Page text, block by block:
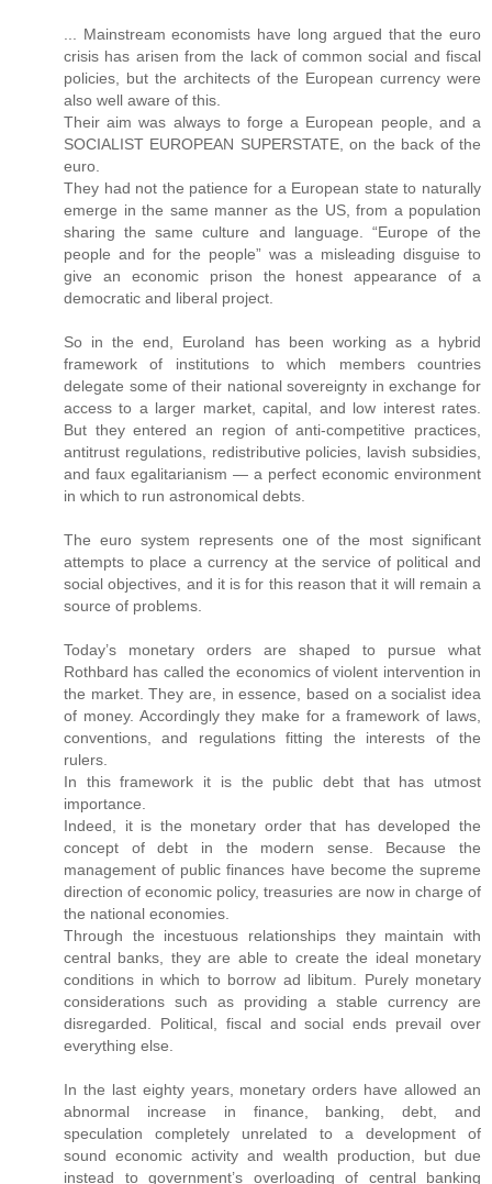
... Mainstream economists have long argued that the euro
crisis has arisen from the lack of common social and fiscal
policies, but the architects of the European currency were
also well aware of this.
Their aim was always to forge a European people, and a
SOCIALIST EUROPEAN SUPERSTATE, on the back of the
euro.
They had not the patience for a European state to naturally
emerge in the same manner as the US, from a population
sharing the same culture and language. “Europe of the
people and for the people” was a misleading disguise to
give an economic prison the honest appearance of a
democratic and liberal project.
So in the end, Euroland has been working as a hybrid
framework of institutions to which members countries
delegate some of their national sovereignty in exchange for
access to a larger market, capital, and low interest rates.
But they entered an region of anti-competitive practices,
antitrust regulations, redistributive policies, lavish subsidies,
and faux egalitarianism — a perfect economic environment
in which to run astronomical debts.
The euro system represents one of the most significant
attempts to place a currency at the service of political and
social objectives, and it is for this reason that it will remain a
source of problems.
Today’s monetary orders are shaped to pursue what
Rothbard has called the economics of violent intervention in
the market. They are, in essence, based on a socialist idea
of money. Accordingly they make for a framework of laws,
conventions, and regulations fitting the interests of the
rulers.
In this framework it is the public debt that has utmost
importance.
Indeed, it is the monetary order that has developed the
concept of debt in the modern sense. Because the
management of public finances have become the supreme
direction of economic policy, treasuries are now in charge of
the national economies.
Through the incestuous relationships they maintain with
central banks, they are able to create the ideal monetary
conditions in which to borrow ad libitum. Purely monetary
considerations such as providing a stable currency are
disregarded. Political, fiscal and social ends prevail over
everything else.
In the last eighty years, monetary orders have allowed an
abnormal increase in finance, banking, debt, and
speculation completely unrelated to a development of
sound economic activity and wealth production, but due
instead to government’s overloading of central banking